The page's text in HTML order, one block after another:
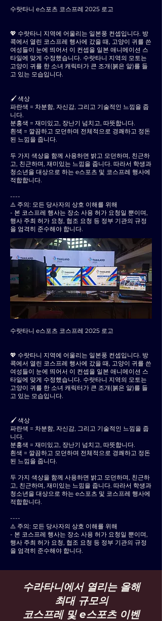
수랏타니 e스포츠 코스프레 2025 로고
💖 수랏타니 지역에 어울리는 일본풍 컨셉입니다. 방
콕에서 열린 코스프레 행사에 갔을 때, 고양이 귀를 쓴
여성들이 눈에 띄어서 이 컨셉을 일본 애니메이션 스
타일에 맞게 수정했습니다. 수랏타니 지역의 모토는
고양이 귀를 한 소녀 캐릭터가 큰 조개(붉은 알)를 들
고 있는 모습입니다.
🖌 색상
파란색 = 차분함, 자신감, 그리고 기술적인 느낌을 줍
니다.
분홍색 = 재미있고, 장난기 넘치고, 따뜻합니다.
흰색 = 깔끔하고 모던하며 전체적으로 경쾌하고 정돈
된 느낌을 줍니다.
두 가지 색상을 함께 사용하면 밝고 모던하며, 친근하
고, 친근하며, 재미있는 느낌을 줍니다. 따라서 학생과
청소년을 대상으로 하는 e스포츠 및 코스프레 행사에
적합합니다.
----
⚠️ 주의: 모든 당사자의 상호 이해를 위해
- 본 코스프레 행사는 장소 사용 허가 요청일 뿐이며,
행사 주최 허가 요청, 협조 요청 등 정부 기관의 규정
을 엄격히 준수해야 합니다.
수랏타니 e스포츠 코스프레 2025 로고
💖 수랏타니 지역에 어울리는 일본풍 컨셉입니다. 방
콕에서 열린 코스프레 행사에 갔을 때, 고양이 귀를 쓴
여성들이 눈에 띄어서 이 컨셉을 일본 애니메이션 스
타일에 맞게 수정했습니다. 수랏타니 지역의 모토는
고양이 귀를 한 소녀 캐릭터가 큰 조개(붉은 알)를 들
고 있는 모습입니다.
🖌 색상
파란색 = 차분함, 자신감, 그리고 기술적인 느낌을 줍
니다.
분홍색 = 재미있고, 장난기 넘치고, 따뜻합니다.
흰색 = 깔끔하고 모던하며 전체적으로 경쾌하고 정돈
된 느낌을 줍니다.
두 가지 색상을 함께 사용하면 밝고 모던하며, 친근하
고, 친근하며, 재미있는 느낌을 줍니다. 따라서 학생과
청소년을 대상으로 하는 e스포츠 및 코스프레 행사에
적합합니다.
----
⚠️ 주의: 모든 당사자의 상호 이해를 위해
- 본 코스프레 행사는 장소 사용 허가 요청일 뿐이며,
행사 주최 허가 요청, 협조 요청 등 정부 기관의 규정
을 엄격히 준수해야 합니다.
수라타니에서 열리는 올해
최대 규모의
코스프레 및 e스포츠 이벤